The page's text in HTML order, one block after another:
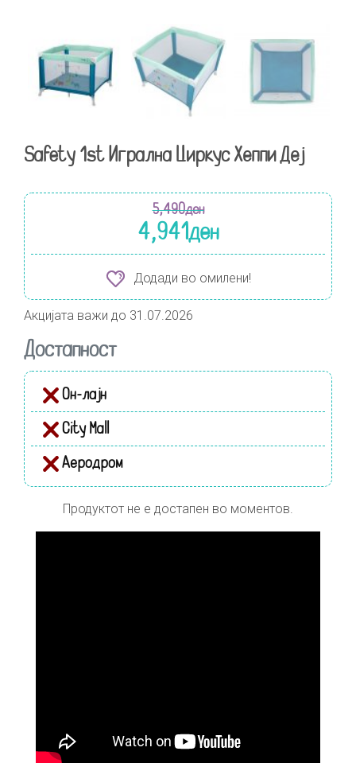
Safety 1st Игрална Циркус Хеппи Деј
5,490ден
4,941ден
Додади во омилени!
Акцијата важи до 31.07.2026
Достапност
Он-лајн
City Mall
Аеродром
Продуктот не е достапен во моментов.